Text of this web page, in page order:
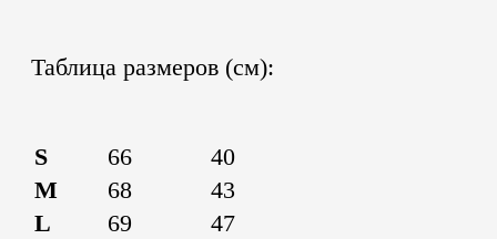
Таблица размеров (см):
S 66
40
M
68
43
L
69
47